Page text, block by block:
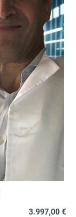
3.997,00 €